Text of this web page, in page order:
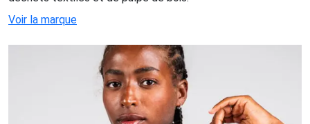
Voir la marque